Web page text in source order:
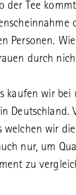
der Tee
Personen.
durch
kaufen wir
welchen wir
nur, um
zu